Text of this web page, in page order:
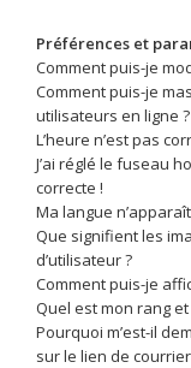
Préférences et
Comment puis-je
Comment puis-je
utilisateurs en ligne ?
L’heure n’est pas
J’ai réglé le fuseau
correcte !
Ma langue
Que signifient les
d’utilisateur ?
Comment puis-je
Quel est mon rang
Pourquoi m’est-il
sur le lien de